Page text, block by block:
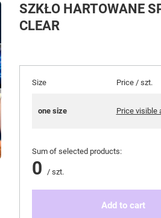
SZKŁO HARTOWANE
CLEAR
Size Price / szt.
one size Price visible
Sum of selected products:
0 / szt.
Add to cart